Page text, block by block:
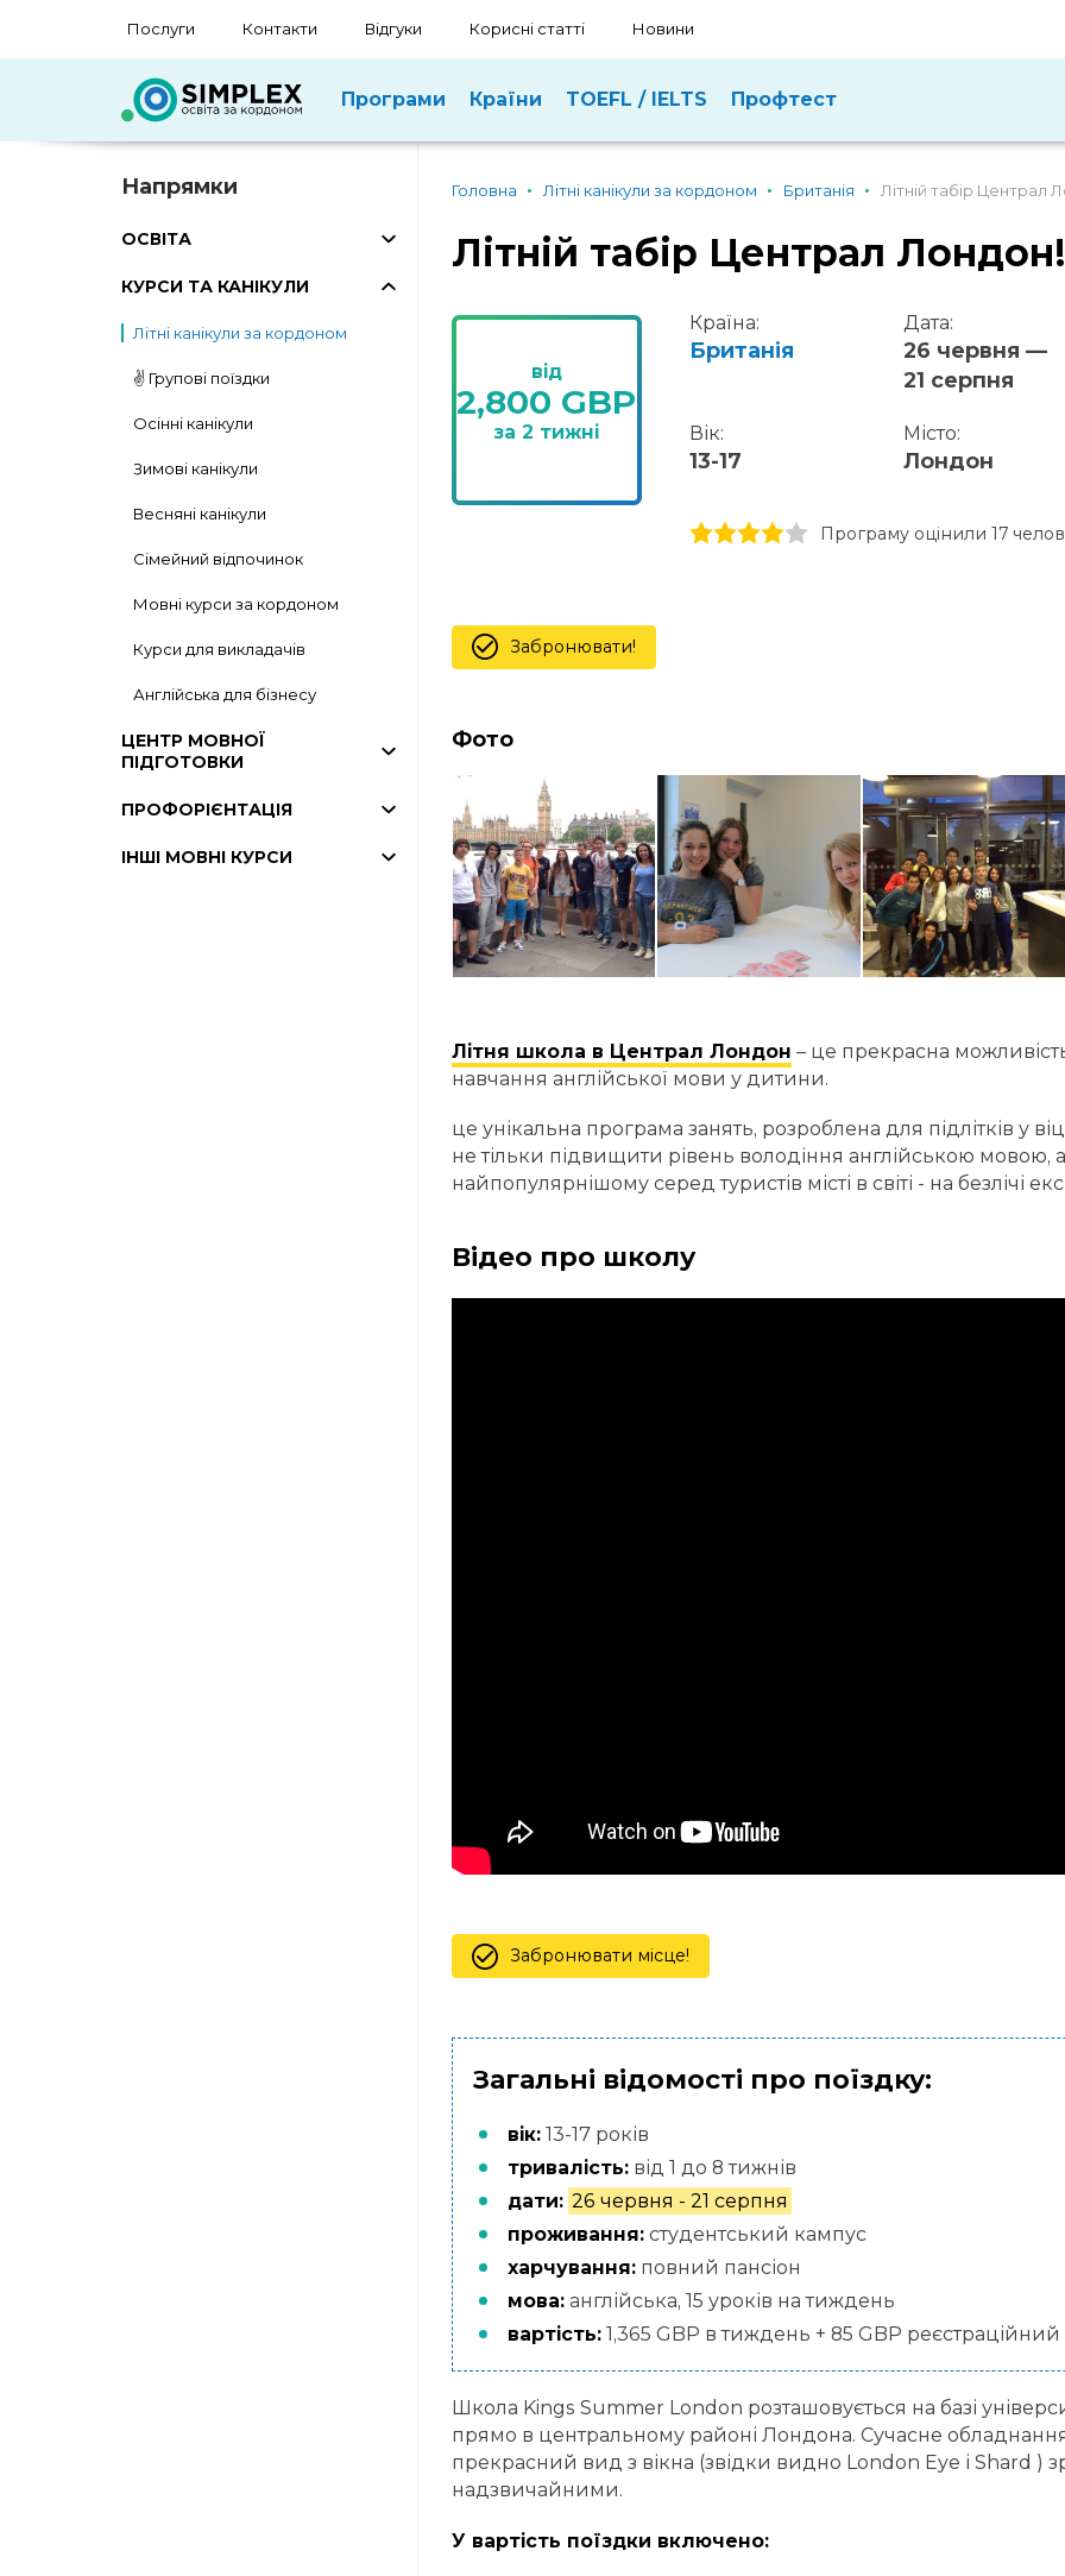
Послуги Контакти Відгуки Корисні статті Новини
Програми Країни TOEFL / IELTS Профтест
Напрямки
ОСВІТА
КУРСИ ТА КАНІКУЛИ
Літні канікули за кордоном
✌️ Групові поїздки
Осінні канікули
Зимові канікули
Весняні канікули
Сімейний відпочинок
Мовні курси за кордоном
Курси для викладачів
Англійська для бізнесу
ЦЕНТР МОВНОЇ
ПІДГОТОВКИ
ПРОФОРІЄНТАЦІЯ
ІНШІ МОВНІ КУРСИ
Головна Літні канікули за кордоном Британія Літній табір Централ
Літній табір Централ Лондон!
від
2,800 GBP
за 2 тижні
Країна:
Британія
Дата:
26 червня —
21 серпня
Вік:
13-17
Місто:
Лондон
5 stars
4 stars
3 stars
2 stars
1 stars Програму оцінили 17
Забронювати!
Фото
Літня школа в Централ Лондон – це прекрасна
навчання англійської мови у дитини.
це унікальна програма занять, розроблена для підлітків у
не тільки підвищити рівень володіння англійською мовою,
найпопулярнішому серед туристів місті в світі - на безлічі
Відео про школу
Забронювати місце!
Загальні відомості про поїздку:
вік:13-17 років
тривалість:від 1 до 8 тижнів
дати: 26 червня - 21 серпня
проживання:студентський кампус
харчування:повний пансіон
мова:англійська, 15 уроків на тиждень
вартість:1,365 GBP в тиждень + 85 GBP
Школа Kings Summer London розташовується на базі
прямо в центральному районі Лондона. Сучасне
прекрасний вид з вікна (звідки видно London Eye і Shard )
надзвичайними.
У вартість поїздки включено: